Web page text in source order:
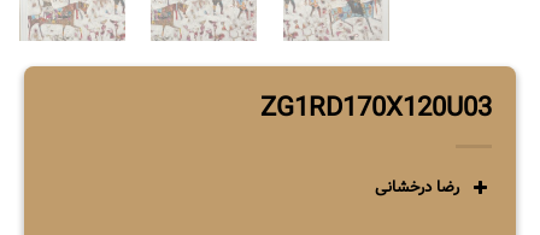
ZG1RD170X120U03
رضا درخشانی